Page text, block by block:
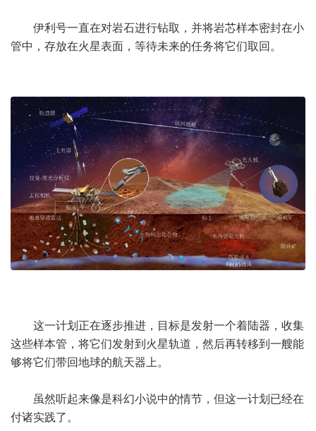
伊利号一直在对岩石进行钻取，并将岩芯样本密封在小
管中，存放在火星表面，等待未来的任务将它们取回。
这一计划正在逐步推进，目标是发射一个着陆器，收集
这些样本管，将它们发射到火星轨道，然后再转移到一艘能
够将它们带回地球的航天器上。
虽然听起来像是科幻小说中的情节，但这一计划已经在
付诸实践了。